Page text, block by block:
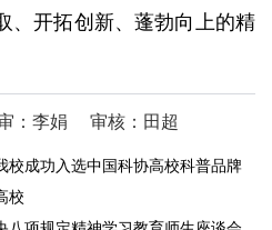
、开拓创新、蓬勃向上的精
：李娟 审核：田超
校成功入选中国科协高校科普品牌
校